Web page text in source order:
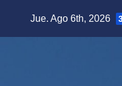
Jue. Ago 6th, 2026